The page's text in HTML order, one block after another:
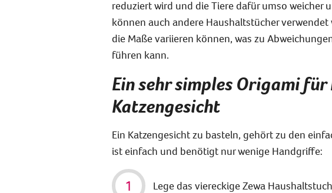
reduziert wird und die Tiere dafür umso weicher
können auch andere Haushaltstücher verwendet
die Maße variieren können, was zu
führen kann.
Ein sehr simplesOrigami für
Katzengesicht
Ein Katzengesicht zu basteln, gehört zu den
ist einfach und benötigt nur wenige Handgriffe:
Lege das viereckige Zewa